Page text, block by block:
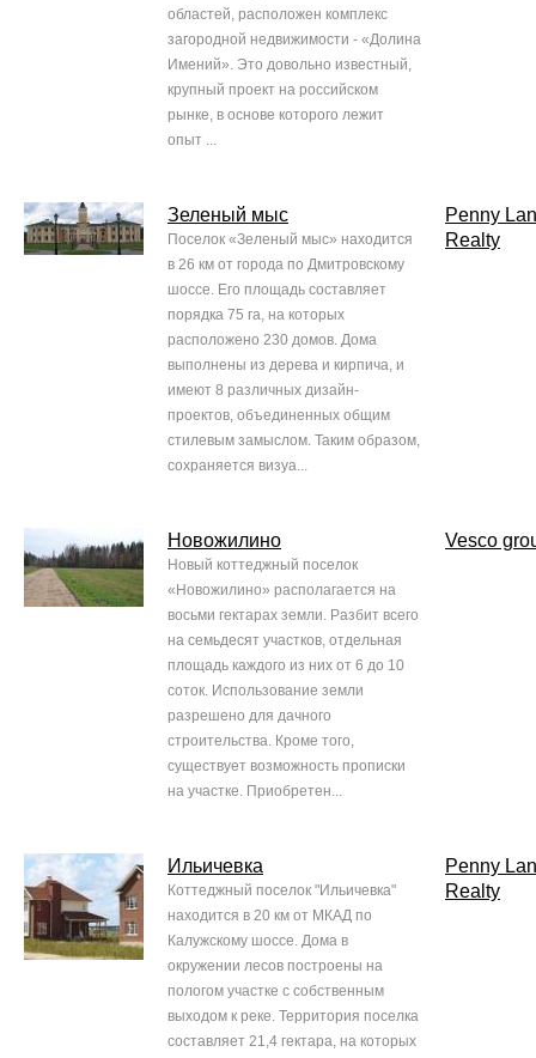
областей, расположен комплекс
загородной недвижимости - «Долина
Имений». Это довольно известный,
крупный проект на российском
рынке, в основе которого лежит
опыт ...
Зеленый мыс
Поселок «Зеленый мыс» находится
в 26 км от города по Дмитровскому
шоссе. Его площадь составляет
порядка 75 га, на которых
расположено 230 домов. Дома
выполнены из дерева и кирпича, и
имеют 8 различных дизайн-
проектов, объединенных общим
стилевым замыслом. Таким образом,
сохраняется визуа...
Penny
Realty
Новожилино
Новый коттеджный поселок
«Новожилино» располагается на
восьми гектарах земли. Разбит всего
на семьдесят участков, отдельная
площадь каждого из них от 6 до 10
соток. Использование земли
разрешено для дачного
строительства. Кроме того,
существует возможность прописки
на участке. Приобретен...
Vesco
Ильичевка
Коттеджный поселок "Ильичевка"
находится в 20 км от МКАД по
Калужскому шоссе. Дома в
окружении лесов построены на
пологом участке с собственным
выходом к реке. Территория поселка
составляет 21,4 гектара, на которых
Penny
Realty